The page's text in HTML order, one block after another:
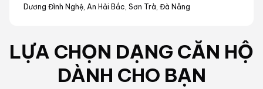
Dương Đình Nghệ, An Hải Bắc, Sơn Trà, Đà Nẵng
LỰA CHỌN DẠNG CĂN HỘ
DÀNH CHO BẠN